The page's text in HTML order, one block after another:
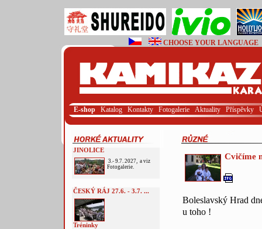
CHOOSE YOUR LANGUAGE
E-shop Katalog Kontakty Fotogalerie Aktuality Příspěvky
JINOLICE
3.- 9.7. 2027, a viz
Fotogalerie.
ČESKÝ RÁJ 27.6. - 3.7. ...
Tréninky
Cvičíme
Boleslavský Hrad
u toho !